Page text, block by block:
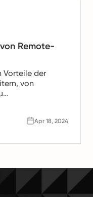
Remote-
Vorteile der
von
Arbeit sind.
Apr 18, 2024